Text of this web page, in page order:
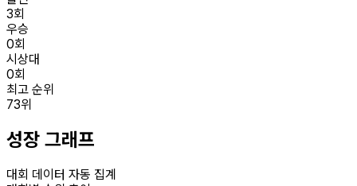
3회
우승
0회
시상대
0회
최고 순위
73위
성장 그래프
대회 데이터 자동 집계